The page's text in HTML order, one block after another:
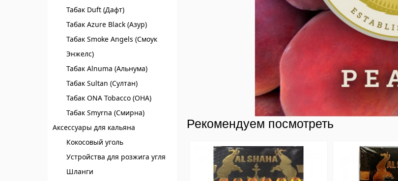
Табак Duft (Дафт)
Табак Azure Black (Азур)
Табак Smoke Angels (Смоук
Энжелс)
Табак Alnuma (Альнума)
Табак Sultan (Султан)
Табак ONA Tobacco (ОНА)
Табак Smyrna (Смирна)
Аксессуары для кальяна
Кокосовый уголь
Устройства для розжига угля
Шланги
Рекомендуем посмотреть